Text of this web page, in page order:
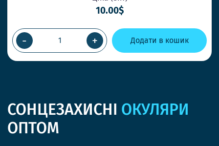
10.00$
- + Додати в кошик
СОНЦЕЗАХИСНІ ОКУЛЯРИ
ОПТОМ